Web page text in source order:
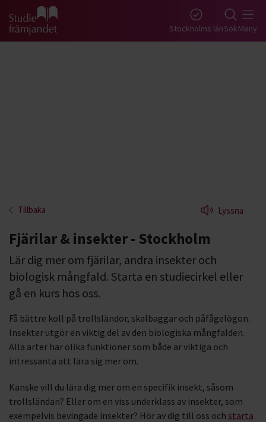
Gå till studiefrämjandets startsida Stockholms länSökMeny
Tillbaka Lyssna
Fjärilar & insekter - Stockholm
Lär dig mer om fjärilar, andra insekter och
biologisk mångfald. Starta en studiecirkel eller
gå en kurs hos oss.
Få bättre koll på trollsländor, skalbaggar och påfågelögon.
Insekter utgör en viktig del av den biologiska mångfalden.
Alla arter har olika funktioner som både är viktiga och
intressanta att lära sig mer om.
Kanske vill du lära dig mer om en specifik insekt, såsom
trollsländan? Eller om en viss underklass av insekter, som
exempelvis bevingade insekter? Hör av dig till oss och starta